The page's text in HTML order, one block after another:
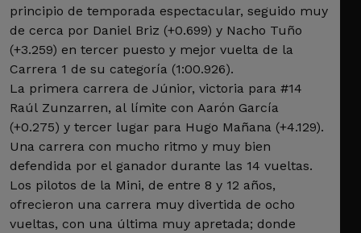
principio de temporada espectacular, seguido muy
de cerca por Daniel Briz (+0.699) y Nacho Tuño
(+3.259) en tercer puesto y mejor vuelta de la
Carrera 1 de su categoría (1:00.926).
La primera carrera de Júnior, victoria para #14
Raúl Zunzarren, al límite con Aarón García
(+0.275) y tercer lugar para Hugo Mañana (+4.129).
Una carrera con mucho ritmo y muy bien
defendida por el ganador durante las 14 vueltas.
Los pilotos de la Mini, de entre 8 y 12 años,
ofrecieron una carrera muy divertida de ocho
vueltas, con una última muy apretada; donde